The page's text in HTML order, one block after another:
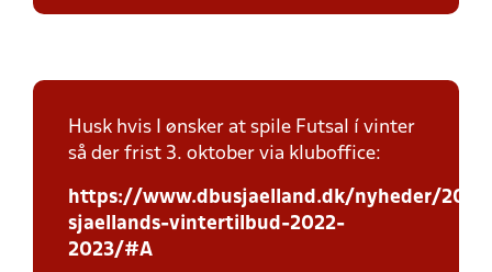
Husk hvis I ønsker at spile Futsal í vinter
så der frist 3. oktober via kluboffice:
https://www.dbusjaelland.dk/nyheder/
sjaellands-vintertilbud-2022-
2023/#A